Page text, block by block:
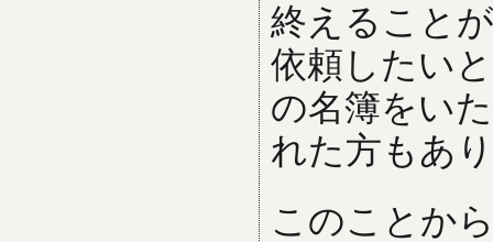
終えること
依頼したい
の名簿をい
れた方もあ
このことか